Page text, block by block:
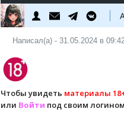
Написал(а) - 31.05.2024 в
Чтобы увидеть материалы
или Войти под своим логином